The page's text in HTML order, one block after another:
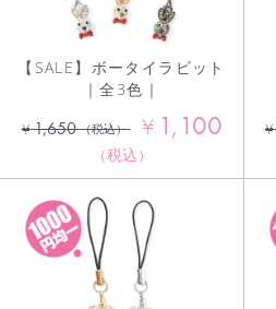
【SALE】ボータイラビット
｜全3色｜
¥1,650 （税込） ¥ 1,100
（税込）
¥